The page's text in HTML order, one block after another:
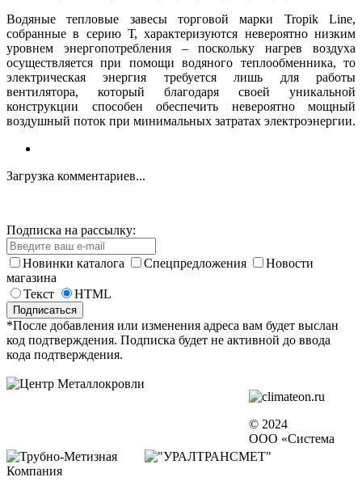
Водяные тепловые завесы торговой марки Tropik Line,
собранные в серию Т, характеризуются невероятно низким
уровнем энергопотребления – поскольку нагрев воздуха
осуществляется при помощи водяного теплообменника, то
электрическая энергия требуется лишь для работы
вентилятора, который благодаря своей уникальной
конструкции способен обеспечить невероятно мощный
воздушный поток при минимальных затратах электроэнергии.
Загрузка комментариев...
Подписка на рассылку:
Новинки каталога Спецпредложения
Новости
магазина
Текст
HTML
*После добавления или изменения адреса вам будет выслан
код подтверждения. Подписка будет не активной до ввода
кода подтверждения.
© 2024
ООО «Система